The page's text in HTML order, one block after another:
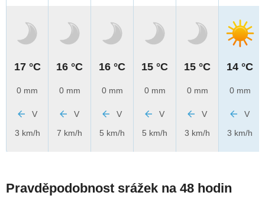
17 °C
0 mm
V
3 km/h
16 °C
0 mm
V
7 km/h
16 °C
0 mm
V
5 km/h
15 °C
0 mm
V
5 km/h
15 °C
0 mm
V
3 km/h
14 °C
0 mm
V
3 km/h
Pravděpodobnost srážek na 48 hodin